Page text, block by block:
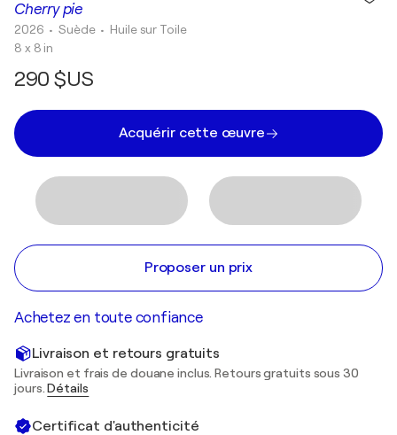
Cherry pie
2026 • Suède • Huile sur Toile
8 x 8 in
290 $US
Acquérir cette œuvre
Proposer un prix
Achetez en toute confiance
Livraison et retours gratuits
Livraison et frais de douane inclus. Retours gratuits sous 30
jours.Détails
Certificat d'authenticité